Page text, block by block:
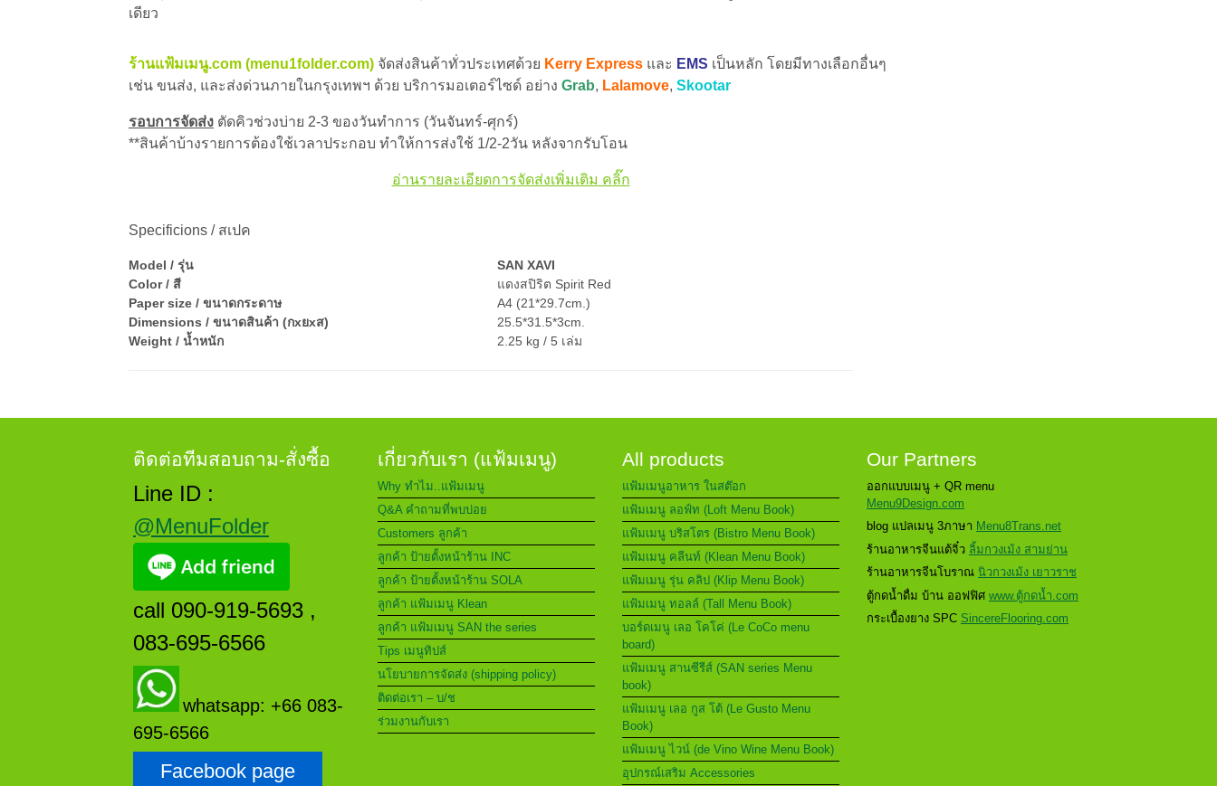
เดียว
ร้านแฟ้มเมนู.com (menu1folder.com) จัดส่งสินค้าทั่วประเทศด้วย Kerry Express และ EMS เป็นหลัก โดยมีทางเลือกอื่นๆ
เช่น ขนส่ง, และส่งด่วนภายในกรุงเทพฯ ด้วย บริการมอเตอร์ไซด์ อย่าง Grab, Lalamove, Skootar
รอบการจัดส่ง ตัดคิวช่วงบ่าย 2-3 ของวันทำการ (วันจันทร์-ศุกร์)
**สินค้าบ้างรายการต้องใช้เวลาประกอบ ทำให้การส่งใช้ 1/2-2วัน หลังจากรับโอน
อ่านรายละเอียดการจัดส่งเพิ่มเติม คลิ๊ก
Specificions / สเปค
Model / รุ่น
SAN XAVI
Color / สี
แดงสปิริต Spirit Red
Paper size / ขนาดกระดาษ
A4 (21*29.7cm.)
Dimensions / ขนาดสินค้า (กxยxส)
25.5*31.5*3cm.
Weight / น้ำหนัก
2.25 kg / 5 เล่ม
ติดต่อทีมสอบถาม-สั่งซื้อ
Line ID :
@MenuFolder
call 090-919-5693 ,
083-695-6566
whatsapp: +66 083-
695-6566
Facebook page
เกี่ยวกับเรา (แฟ้มเมนู)
Why ทำไม..แฟ้มเมนู
Q&A คำถามที่พบบ่อย
Customers ลูกค้า
ลูกค้า ป้ายตั้งหน้าร้าน INC
ลูกค้า ป้ายตั้งหน้าร้าน SOLA
ลูกค้า แฟ้มเมนู Klean
ลูกค้า แฟ้มเมนู SAN the series
Tips เมนูทิปส์
นโยบายการจัดส่ง (shipping policy)
ติดต่อเรา – บ/ช
ร่วมงานกับเรา
All products
แฟ้มเมนูอาหาร ในสต๊อก
แฟ้มเมนู ลอฟ์ท (Loft Menu Book)
แฟ้มเมนู บริสโตร (Bistro Menu Book)
แฟ้มเมนู คลีนท์ (Klean Menu Book)
แฟ้มเมนู รุ่น คลิป (Klip Menu Book)
แฟ้มเมนู ทอลล์ (Tall Menu Book)
บอร์ดเมนู เลอ โคโค่ (Le CoCo menu
board)
แฟ้มเมนู สานซีรีส์ (SAN series Menu
book)
แฟ้มเมนู เลอ กูส โต้ (Le Gusto Menu
Book)
แฟ้มเมนู ไวน์ (de Vino Wine Menu Book)
อุปกรณ์เสริม Accessories
Our Partners
ออกแบบเมนู + QR menu
Menu9Design.com
blog แปลเมนู 3ภาษา Menu8Trans.net
ร้านอาหารจีนแต้จิ๋ว ลิ้มกวงเม้ง สามย่าน
ร้านอาหารจีนโบราณ นิวกวงเม้ง เยาวราช
ตู้กดน้ำดื่ม บ้าน ออฟฟิศ www.ตู้กดน้ำ.com
กระเบื้องยาง SPC SincereFlooring.com